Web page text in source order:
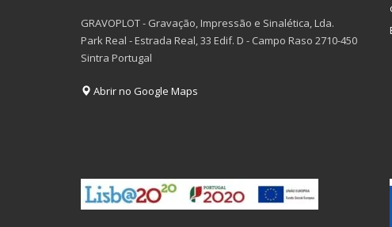
GRAVOPLOT - Gravação, Impressão e Sinalética, Lda.
Park Real - Estrada Real, 33 Edif. D - Campo Raso 2710-450
Sintra Portugal
Abrir no Google Maps